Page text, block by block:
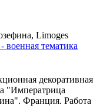
Limoges
военная тематика
декоративная
"Императрица
Франция. Работа